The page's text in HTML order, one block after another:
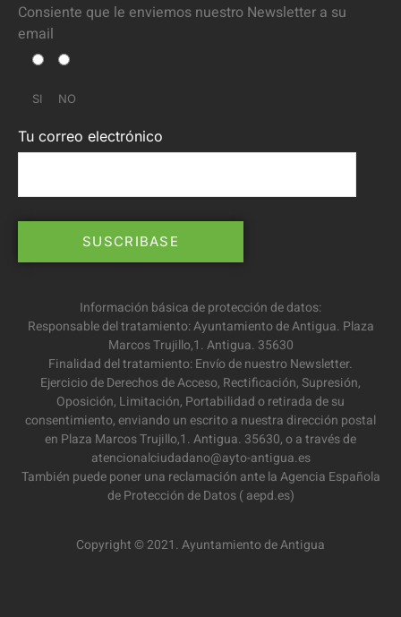
Consiente que le enviemos nuestro Newsletter a su
email
SI NO
Tu correo electrónico
Información básica de protección de datos:
Responsable del tratamiento: Ayuntamiento de Antigua. Plaza
Marcos Trujillo,1. Antigua. 35630
Finalidad del tratamiento: Envío de nuestro Newsletter.
Ejercicio de Derechos de Acceso, Rectificación, Supresión,
Oposición, Limitación, Portabilidad o retirada de su
consentimiento, enviando un escrito a nuestra dirección postal
en Plaza Marcos Trujillo,1. Antigua. 35630, o a través de
atencionalciudadano@ayto-antigua.es
También puede poner una reclamación ante la Agencia Española
de Protección de Datos ( aepd.es)
Copyright © 2021. Ayuntamiento de Antigua